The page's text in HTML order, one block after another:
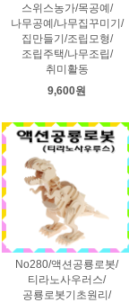
스위스농가/목공예/
나무공예/나무집꾸미기/
집만들기/조립모형/
조립주택/나무조립/
취미활동
9,600원
No280/액션공룡로봇/
티라노사우러스/
공룡로봇기초원리/